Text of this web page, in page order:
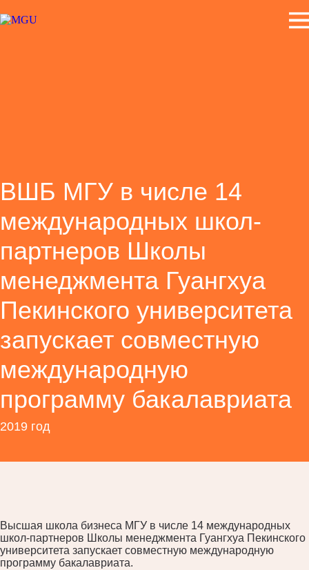
ВШБ МГУ в числе 14
международных школ-
партнеров Школы
менеджмента Гуангхуа
Пекинского университета
запускает совместную
международную
программу бакалавриата
2019 год
Высшая школа бизнеса МГУ в числе 14 международных
школ-партнеров Школы менеджмента Гуангхуа Пекинского
университета запускает совместную международную
программу бакалавриата.